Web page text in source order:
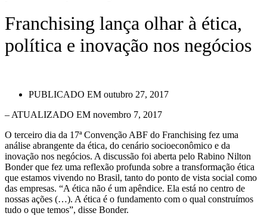
Franchising lança olhar à ética,
política e inovação nos negócios
PUBLICADO EM outubro 27, 2017
– ATUALIZADO EM novembro 7, 2017
O terceiro dia da 17ª Convenção ABF do Franchising fez uma
análise abrangente da ética, do cenário socioeconômico e da
inovação nos negócios. A discussão foi aberta pelo Rabino Nilton
Bonder que fez uma reflexão profunda sobre a transformação ética
que estamos vivendo no Brasil, tanto do ponto de vista social como
das empresas. “A ética não é um apêndice. Ela está no centro de
nossas ações (…). A ética é o fundamento com o qual construímos
tudo o que temos”, disse Bonder.